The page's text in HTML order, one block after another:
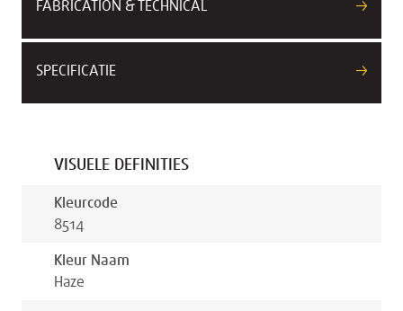
FABRICATION & TECHNICAL
SPECIFICATIE
VISUELE DEFINITIES
Kleurcode
8514
Kleur Naam
Haze